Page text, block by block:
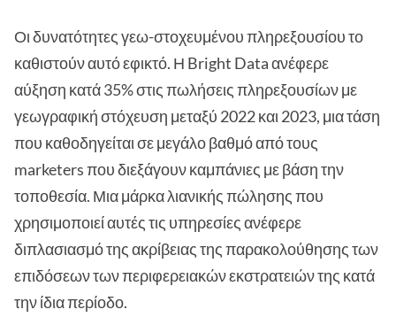
Οι δυνατότητες γεω-στοχευμένου πληρεξουσίου το
καθιστούν αυτό εφικτό. Η Bright Data ανέφερε
αύξηση κατά 35% στις πωλήσεις πληρεξουσίων με
γεωγραφική στόχευση μεταξύ 2022 και 2023, μια τάση
που καθοδηγείται σε μεγάλο βαθμό από τους
marketers που διεξάγουν καμπάνιες με βάση την
τοποθεσία. Μια μάρκα λιανικής πώλησης που
χρησιμοποιεί αυτές τις υπηρεσίες ανέφερε
διπλασιασμό της ακρίβειας της παρακολούθησης των
επιδόσεων των περιφερειακών εκστρατειών της κατά
την ίδια περίοδο.